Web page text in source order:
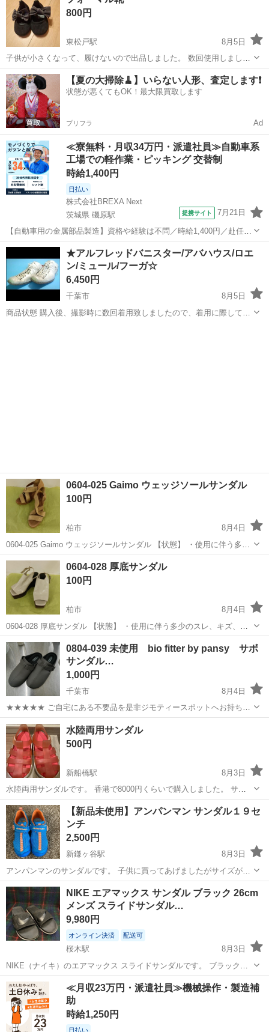
800円
東松戸駅
8月5日
子供が小さくなって、履けないので出品しました。 数回使用しまし
た。 サイズ14cmです。 洗うと生地がダメそうなので、裏面だけ拭き
ました。返品クレームお断りしてます。ご理解頂ける方宜しくお願い
します。
千葉 松戸市 東松戸駅 靴
【夏の大掃除🧹】いらない人形、査定します❗️
状態が悪くてもOK！最大限買取します
プリフラ Ad
≪寮無料・月収34万円・派遣社員≫自動車系
工場での軽作業・ピッキング 交替制
時給1,400円
日払い
株式会社BREXA Next
茨城県 磯原駅
提携サイト 7月21日
【自動車用の金属部品製造】資格や経験は不問／時給1,400円／赴任旅
費会社負担／正社員登用のチャンスあり／食堂利用可能／マイカー通
勤OK《茨城県茨城市》 人気の工場のお仕事 ◇トラックの金属部品の
製造◇ ★トラックの金属...
茨城 北茨城市 磯原駅 その他
★アルフレッドバニスター/アバハウス/ロエ
ン/ミュール/フーガ☆
6,450円
千葉市
8月5日
商品状態 購入後、撮影時に数回着用致しましたので、着用に際してど
0604-025 Gaimo ウェッジソールサンダル
100円
柏市
8月4日
0604-025 Gaimo ウェッジソールサンダル 【状態】 ・使用に伴う多少
のスレ、キズ、落としきれない汚れなどございます ・詳細は現地でご
確認ください ・お値引きは出来かねますのでご了承願います ※中...
千葉 柏市 現地
0604-028 厚底サンダル
100円
柏市
8月4日
0604-028 厚底サンダル 【状態】 ・使用に伴う多少のスレ、キズ、落
としきれない汚れなどございます ・詳細は現地でご確認ください ・お
値引きは出来かねますのでご了承願います ※中古品のため、状態につ
い...
千葉 柏市 厚底
0804-039 未使用 bio fitter by pansy サボ
サンダル…
1,000円
千葉市
8月4日
★★★★★ ご自宅にある不要品を是非ジモティースポットへお持ち込
みしませんか？ 家電、趣味・スポーツ・レジャー用品、こども用品、
衣料服飾品、生活雑貨、家具、本、CD・DVDなどが無料でまとめて持
ち込めます！ ※詳細はこ...
千葉 千葉市 靴 サボサンダル
水陸両用サンダル
500円
新船橋駅
8月3日
水陸両用サンダルです。 香港で8000円くらいで購入しました。 サイ
ズは海外サイズで26(＝16.5〜17cm)です。 中敷を外すとワンサイズ大
きくなるので長く使えます。 受け渡しは、日程によっては船橋駅...
千葉 千葉市 新船橋駅
【新品未使用】アンパンマン サンダル１９セ
ンチ
2,500円
新鎌ヶ谷駅
8月3日
アンパンマンのサンダルです。 子供に買ってあげましたがサイズが大
きい為、しまっておいたらサイズアウトしてしまいました。 明るめの
ブルーでとても可愛いです。
千葉 鎌ケ谷市 靴 アンパンマン
NIKE エアマックス サンダル ブラック 26cm
メンズ スライドサンダル…
9,980円
オンライン決済 配送可
桜木駅
8月3日
NIKE（ナイキ）のエアマックス スライドサンダルです。 ブラックを
基調としたシンプルでスタイリッシュなデザインで、普段履きやアウ
トドア、スポーツ後のリラックスシーンにもおすすめです。エアクッ
ションを搭載しており、快適な履...
千葉 千葉市 桜木駅 靴
≪月収23万円・派遣社員≫機械操作・製造補
助
時給1,250円
日払い